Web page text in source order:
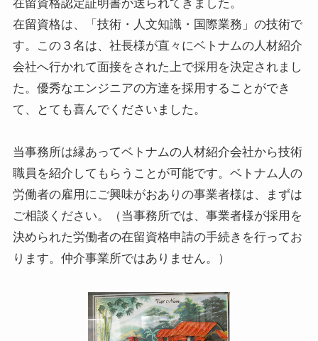
在留資格は、「技術・人文知識・国際業務」の技術で
す。この３名は、社長様が直々にベトナムの人材紹介
会社へ行かれて面接をされた上で採用を決定されまし
た。優秀なエンジニアの方達を採用することができ
て、とても喜んでくださいました。
当事務所は縁あってベトナムの人材紹介会社から技術
職員を紹介してもらうことが可能です。ベトナム人の
労働者の雇用にご興味がおありの事業者様は、まずは
ご相談ください。（当事務所では、事業者様が採用を
決められた労働者の在留資格申請の手続きを行ってお
ります。仲介事業所ではありません。）